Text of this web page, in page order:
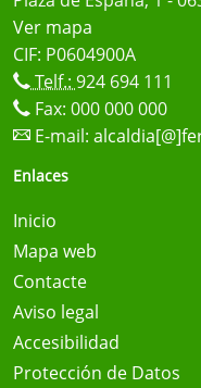
Ver mapa
CIF: P0604900A
Telf.: 924 694 111
Fax: 000 000 000
E-mail:
Enlaces
Inicio
Mapa web
Contacte
Aviso legal
Accesibilidad
Protección de Datos